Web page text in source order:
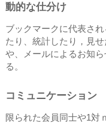
動的な仕分け
ブックマークに代表さ
たり、統計したり，見
や、メールによるお知
る。
コミュニケーション
限られた会員同士や1対